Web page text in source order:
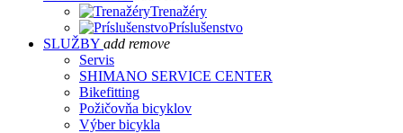
Trenažéry
Príslušenstvo
SLUŽBY add remove
Servis
SHIMANO SERVICE CENTER
Bikefitting
Požičovňa bicyklov
Výber bicykla